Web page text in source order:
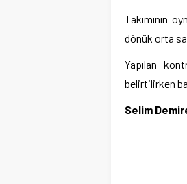
Takımının
dönük orta
Yapılan
belirtilirken
Selim